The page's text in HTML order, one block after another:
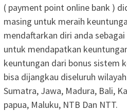
( payment point online bank )
masing untuk meraih
mendaftarkan diri anda
untuk mendapatkan
keuntungan dari bonus sistem
bisa dijangkau diseluruh
Sumatra, Jawa, Madura, Bali,
papua, Maluku, NTB Dan NTT.